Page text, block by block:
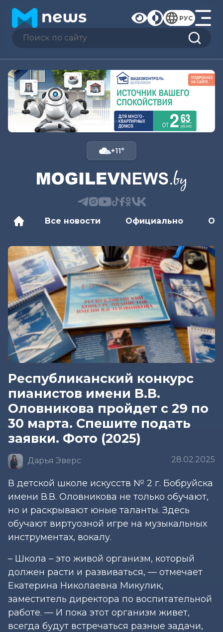
РУС
+11°
Все новости Официально
Республиканский конкурс
пианистов имени В.В.
Оловникова пройдет с 29 по
30 марта. Спешите подать
заявки. Фото (2025)
Дарья Эверс 28.02.2025
В детской школе искусств № 2 г. Бобруйска
имени В.В. Оловникова не только обучают,
но и раскрывают юные таланты. Здесь
обучают виртуозной игре на музыкальных
инструментах, вокалу.
– Школа – это живой организм, который
должен расти и развиваться, — отмечает
Екатерина Николаевна Микулик,
заместитель директора по воспитательной
работе. — И пока этот организм живет,
всегда будут встречаться разные задачи,